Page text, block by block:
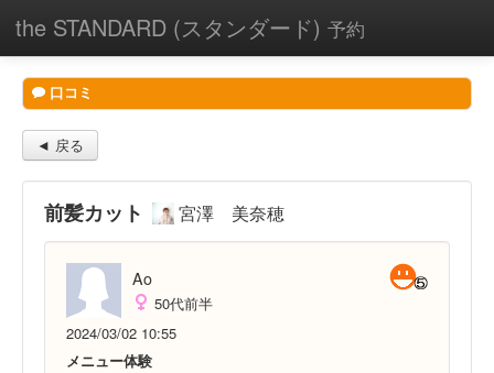
the STANDARD (スタンダード) 予約
口コミ
◄ 戻る
前髪カット 宮澤 美奈穂
Ao
50代前半
2024/03/02 10:55
メニュー体験